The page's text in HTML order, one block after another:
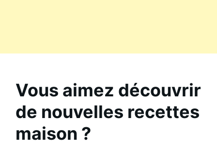
Vous aimez découvrir
de nouvelles recettes
maison ?